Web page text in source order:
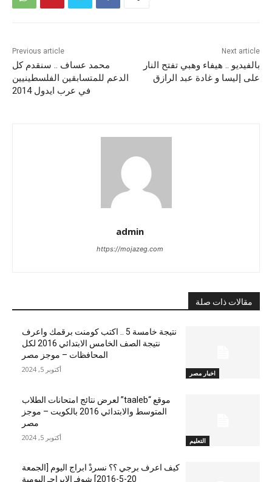
Previous article
محمد عساف .. سنقدم كل
الدعم للمتسابقين الفلسطينيين
في عرب ايدول 2014
Next article
بالفيديو .. هيفاء وهبي تفتح النار
على إليسا و غادة عبد الرازق
admin
https://mojazeg.com
مقالات ذات صلة
اخبار مصر
نتيجة خامسة 5 .. اكتب كومنت برقمك واعرف
نتيجة الصف الخامس الابتدائي 2016 لكل
المحافظات – موجز مصر
أكتوبر 5, 2024
التعليم
موقع “taaleb” لعرض نتائج امتحانات الطلاب
المتوسط والابتدائي 2016 بالكويت – موجز
مصر
أكتوبر 5, 2024
كيف اعرف برجي ؟؟ نسردْ ابراج اليوم [الجمعة
20-5-2016] شوفـ الابراجـ اليومية